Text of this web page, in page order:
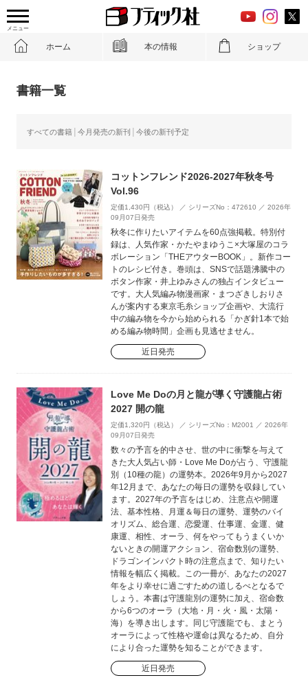
メニュー
ホーム 本の情報 ショップ
書籍一覧
すべての書籍 今月発売の新刊 今後の新刊予定
コットンフレンド2026-2027年秋冬号
Vol.96
定価1,430円（税込） ／ シリーズNo：472610 ／ 2026年
09月07日発売
秋冬に作りたいアイテムを60点強掲載。特別付
録は、人気作家・かたやまゆうこ×大塚屋のコラ
ボレーション「THEアウターBOOK」。新作コー
トのレシピ付き。巻頭は、SNSで話題沸騰中の
ボタン作家・井上ゆみさんの独占インタビュー
です。大人気編み物漫画家・まつざきしおりさ
んが案内する東京毛糸ショップ企画や、大流行
中の編み物を今から始められる「かぎ針1本で始
める編み物時間」企画も見逃せません。
近日発売
Love Me Doの月と龍が導く守護龍占術
2027 開の龍
定価1,320円（税込） ／ シリーズNo：M2001 ／ 2026年
09月07日発売
数々の予言を的中させ、世の中に衝撃を与えて
きた大人気占い師・Love Me Doが占う、守護龍
別（10種の龍）の運勢本。2026年9月から2027
年12月まで、あなたの毎日の運勢を収録してい
ます。2027年の予言をはじめ、注意点や開運
法、基本性格、月運＆毎日の運勢、運勢のバイ
オリズム、総合運、恋愛運、仕事運、金運、健
康運、相性、オーラ、何をやってもうまくいか
ないときの開運アクション、宿命数別の運勢、
ドラゴンインパクト時の注意点まで、知りたい
情報を幅広く掲載。この一冊が、あなたの2027
年をより幸せに過ごすための道しるべとなるで
しょう。本書は守護龍別の運勢に加え、宿命数
から6つのオーラ（大地・月・火・風・太陽・
海）を導き出します。同じ守護龍でも、まとう
オーラによって性格や運命は異なるため、自分
により合った運勢を知ることができます。
近日発売